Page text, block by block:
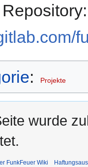
: Projekte
wurde
FunkFeuer Wiki